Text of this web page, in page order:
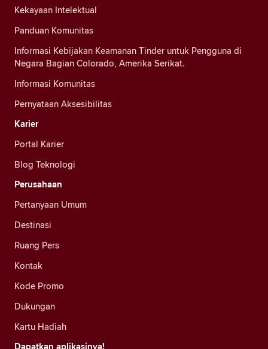
Kekayaan Intelektual
Panduan Komunitas
Informasi Kebijakan Keamanan Tinder untuk Pengguna di
Negara Bagian Colorado, Amerika Serikat.
Informasi Komunitas
Pernyataan Aksesibilitas
Karier
Portal Karier
Blog Teknologi
Perusahaan
Pertanyaan Umum
Destinasi
Ruang Pers
Kontak
Kode Promo
Dukungan
Kartu Hadiah